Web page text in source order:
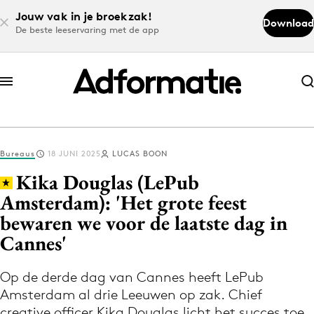
Jouw vak in je broekzak!
De beste leeservaring met de app
Download
Abonneer nu
Abonneer nu
Log in
Download de app
Volg het laatste nieuws via de Adformatie
Bureaus 18 JUNI 2025 LUCAS BOON
Kika Douglas (LePub
Amsterdam): 'Het grote feest
bewaren we voor de laatste dag in
Cannes'
Op de derde dag van Cannes heeft LePub
Amsterdam al drie Leeuwen op zak. Chief